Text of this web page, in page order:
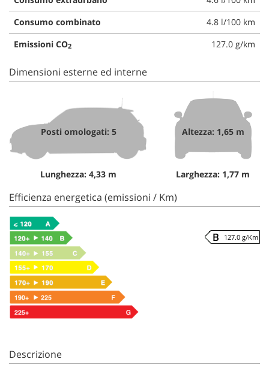
Consumo combinato
4.8 l/100 km
Emissioni CO2 127.0 g/km
Dimensioni esterne ed interne
Posti omologati: 5
Lunghezza: 4,33 m
Altezza: 1,65 m
Larghezza: 1,77 m
Efficienza energetica (emissioni / Km)
127.0 g/Km
Descrizione